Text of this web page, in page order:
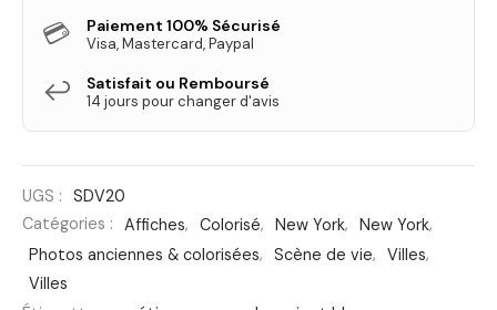
💳 Paiement 100% Sécurisé
Visa, Mastercard, Paypal
↩️ Satisfait ou Remboursé
14 jours pour changer d'avis
UGS :
SDV20
Catégories :
Affiches, Colorisé, New York, New York,
Photos anciennes & colorisées, Scène de vie, Villes,
Villes